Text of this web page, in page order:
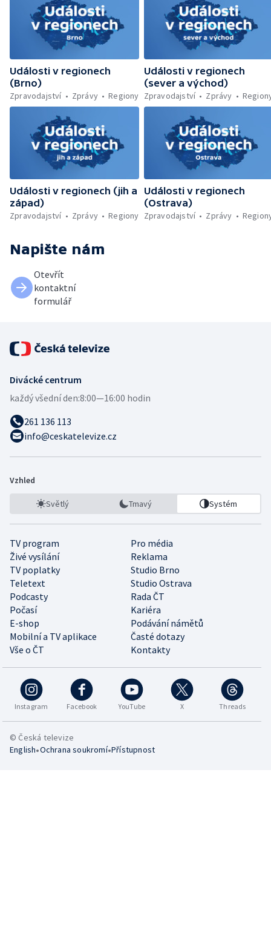
Libíně — Obchvat Náchoda je zhruba v
polovině — Požár v kempu na Pardubicku —
Wonkův most po rekonstrukci — Letiště
Václava Havla odbavilo 8 milionů cestujících
— V Plzni přibývá nelegálních graffiti
Události v regionech
(Brno)
Zpravodajství
Zprávy Regiony
Události v regionech
(sever a východ)
Zpravodajství
Zprávy
Události v regionech (jih a
západ)
Zpravodajství
Zprávy Regiony
Události v regionech
(Ostrava)
Zpravodajství
Zprávy
Napište nám
Otevřít
kontaktní
formulář
Divácké centrum
každý všední den:8:00—16:00 hodin
261 136 113
info@ceskatelevize.cz
Vzhled
Světlý Tmavý Systém
TV program
Pro média
Živé vysílání
Reklama
TV poplatky
Studio Brno
Teletext
Studio Ostrava
Podcasty
Rada ČT
Počasí
Kariéra
E-shop
Podávání námětů
Mobilní a TV aplikace
Časté dotazy
Vše o ČT
Kontakty
Instagram Facebook YouTube X Threads
© Česká televize
English•Ochrana soukromí•Přístupnost